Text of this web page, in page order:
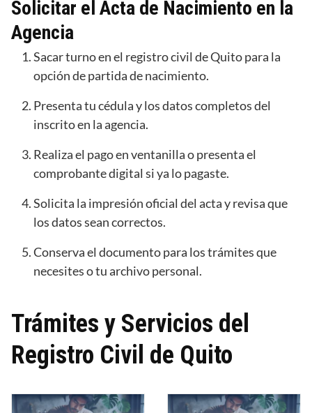
Solicitar el Acta de Nacimiento en la
Agencia
Sacar turno en el registro civil de Quito para la
opción de partida de nacimiento.
Presenta tu cédula y los datos completos del
inscrito en la agencia.
Realiza el pago en ventanilla o presenta el
comprobante digital si ya lo pagaste.
Solicita la impresión oficial del acta y revisa que
los datos sean correctos.
Conserva el documento para los trámites que
necesites o tu archivo personal.
Trámites y Servicios del
Registro Civil de Quito